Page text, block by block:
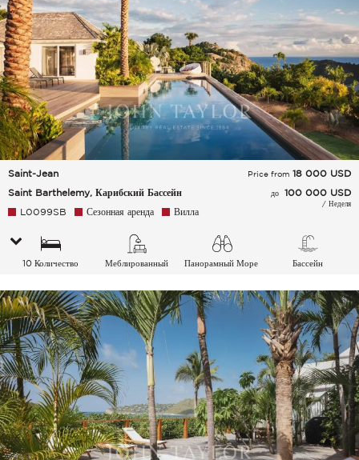
Saint-Jean
Saint Barthelemy, Карибский Бассейн
Price from 18 000 USD
до 100 000 USD
/ Неделя
L0099SB Сезонная аренда Вилла
10 Количество
Меблированный Панорамный Море Бассейн